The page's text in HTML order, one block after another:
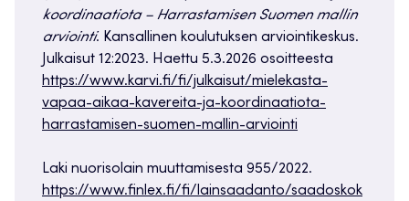
koordinaatiota – Harrastamisen Suomen mallin
arviointi. Kansallinen koulutuksen arviointikeskus.
Julkaisut 12:2023. Haettu 5.3.2026 osoitteesta
https://www.karvi.fi/fi/julkaisut/mielekasta-
vapaa-aikaa-kavereita-ja-koordinaatiota-
harrastamisen-suomen-mallin-arviointi
Laki nuorisolain muuttamisesta 955/2022.
https://www.finlex.fi/fi/lainsaadanto/saadoskok